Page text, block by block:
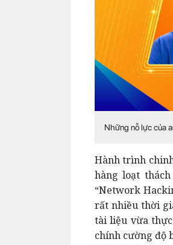
Những nỗ lực của
Hành trình
hàng loạt
“Network
rất nhiều thời
tài liệu vừa
chính cường độ